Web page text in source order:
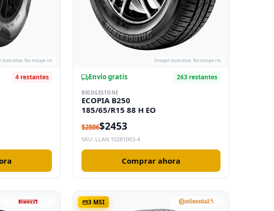
ilustrativa. No incluye rin.
4 restantes
Imagen ilustrativa. No incluye rin.
Envío gratis 263 restantes
BRIDGESTONE
ECOPIA B250
185/65/R15 88 H EO
$2886$2453
SKU: LLAN 10281003-4
Comprar ahora
3 MSI